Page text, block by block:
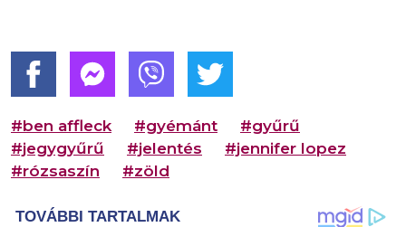
#ben affleck #gyémánt
#gyűrű
#jegygyűrű
#jelentés
#jennifer lopez
#rózsaszín
#zöld